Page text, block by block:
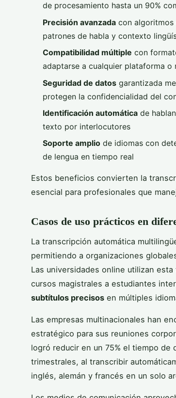
de procesamiento hasta un 90%
Precisión avanzada con
patrones de habla y contexto
Compatibilidad múltiple con
adaptarse a cualquier plataforma o
Seguridad de datos garantizada
protegen la confidencialidad del
Identificación automática de
texto por interlocutores
Soporte amplio de idiomas con
de lengua en tiempo real
Estos beneficios convierten la
esencial para profesionales que
Casos de uso prácticos en
La transcripción automática
permitiendo a organizaciones
Las universidades online utilizan
cursos magistrales a estudiantes
subtítulos precisos en múltiples
Las empresas multinacionales han
estratégico para sus reuniones
logró reducir en un 75% el tiempo
trimestrales, al transcribir
inglés, alemán y francés en un solo